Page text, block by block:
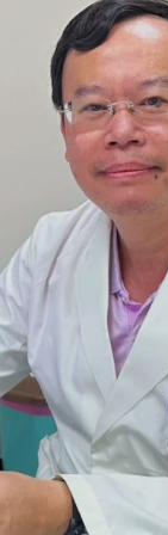
）在求學期間
動，經精神
像是變了一
間內規劃了
，趕緊陪同
稱躁鬱症）。